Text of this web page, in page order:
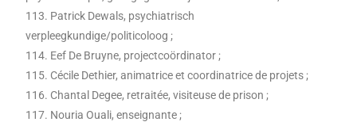
113. Patrick Dewals, psychiatrisch
verpleegkundige/politicoloog ;
114. Eef De Bruyne, projectcoördinator ;
115. Cécile Dethier, animatrice et coordinatrice de projets ;
116. Chantal Degee, retraitée, visiteuse de prison ;
117. Nouria Ouali, enseignante ;